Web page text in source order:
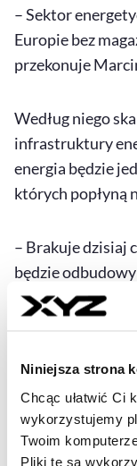
Niniejsza strona
Chcąc ułatwić Ci
wykorzystujemy
Twoim
Pliki te są
– Sektor
Europie bez
przekonuje
Według niego
infrastruktury
energia będzie
których popłyną
– Brakuje dzisiaj
będzie
w tym do
Zastrzega, że
działalności w